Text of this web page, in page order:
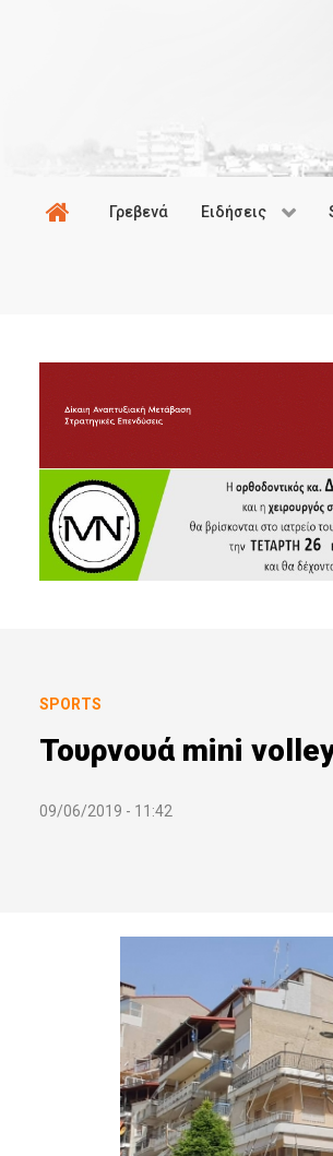
Γρεβενά Ειδήσεις
SPORTS
Τουρνουά mini
09/06/2019 - 11:42